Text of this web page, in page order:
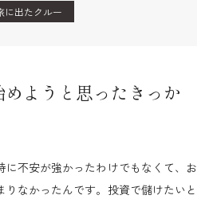
に出たクルー
ようと思ったきっか
に不安が強かったわけでもなくて、お
なかったんです。投資で儲けたいと